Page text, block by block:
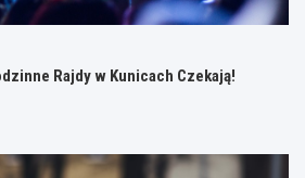
Rajdy w Kunicach Czekają!